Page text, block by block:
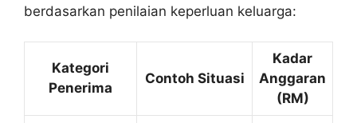
berdasarkan penilaian keperluan keluarga:
Kategori
Penerima
Contoh Situasi
Kadar
Anggaran
(RM)